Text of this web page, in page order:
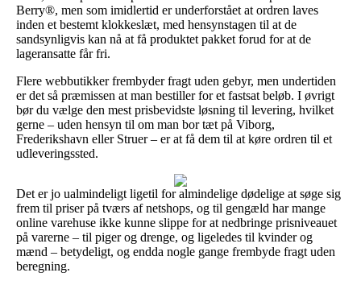
Berry®, men som imidlertid er underforstået at ordren laves
inden et bestemt klokkeslæt, med hensynstagen til at de
sandsynligvis kan nå at få produktet pakket forud for at de
lageransatte får fri.
Flere webbutikker frembyder fragt uden gebyr, men undertiden
er det så præmissen at man bestiller for et fastsat beløb. I øvrigt
bør du vælge den mest prisbevidste løsning til levering, hvilket
gerne – uden hensyn til om man bor tæt på Viborg,
Frederikshavn eller Struer – er at få dem til at køre ordren til et
udleveringssted.
Det er jo ualmindeligt ligetil for almindelige dødelige at søge sig
frem til priser på tværs af netshops, og til gengæld har mange
online varehuse ikke kunne slippe for at nedbringe prisniveauet
på varerne – til piger og drenge, og ligeledes til kvinder og
mænd – betydeligt, og endda nogle gange frembyde fragt uden
beregning.